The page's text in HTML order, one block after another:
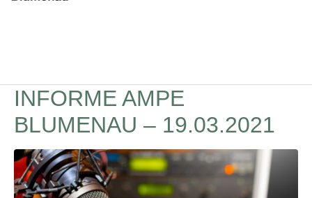
INFORME AMPE
BLUMENAU – 19.03.2021